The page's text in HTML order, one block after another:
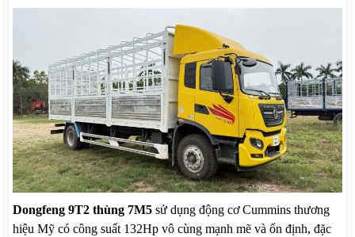
Dongfeng 9T2 thùng 7M5 sử dụng động cơ Cummins thương
hiệu Mỹ có công suất 132Hp vô cùng mạnh mẽ và ổn định, đặc